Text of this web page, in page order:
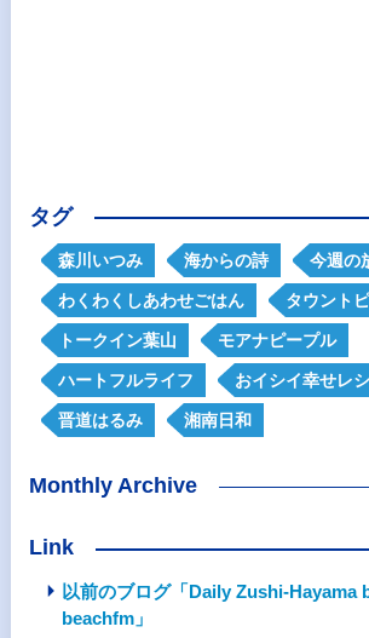
タグ
森川いつみ 海からの詩 今週の
わくわくしあわせごはん タウント
トークイン葉山 モアナピープル
ハートフルライフ おイシイ幸せレ
晋道はるみ 湘南日和
Monthly Archive
Link
以前のブログ「Daily Zushi-Hayama
beachfm」